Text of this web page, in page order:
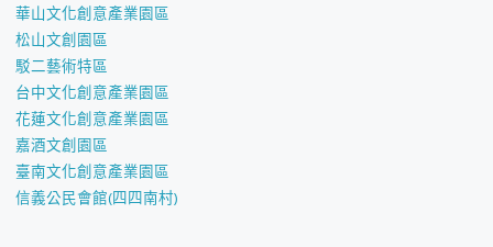
華山文化創意產業園區
松山文創園區
駁二藝術特區
台中文化創意產業園區
花蓮文化創意產業園區
嘉酒文創園區
臺南文化創意產業園區
信義公民會館(四四南村)